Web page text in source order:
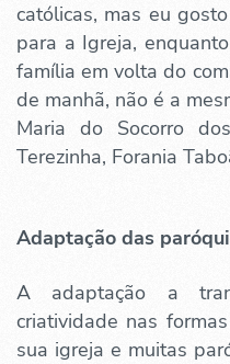
católicas, mas eu
para a Igreja,
família em volta do
de manhã, não é a
Maria do Socorro
Terezinha, Forania
Adaptação das
A adaptação a
criatividade nas
sua igreja e muitas